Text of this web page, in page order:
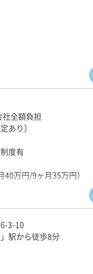
いたします
修センターにて実施しま
当班長による同乗現場
育担当班長が優しくフ
備
帰もしやすい
置
社全額負担
あり）
度有
40万円/9ヶ月35万円）
3-10
駅から徒歩8分